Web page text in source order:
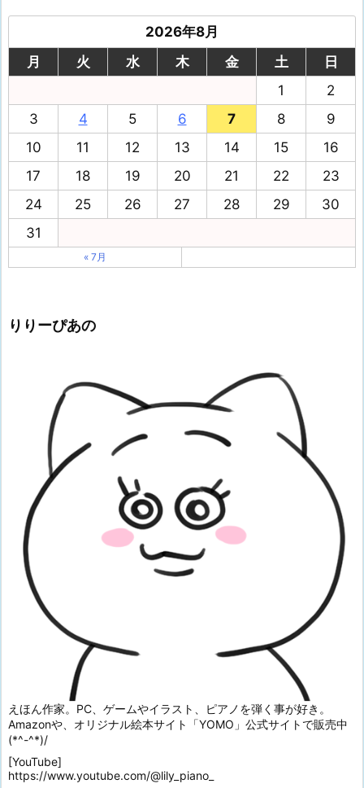
2026年8月
月
火 水 木 金 土
日
1
2
3
4 5 6 7 8
9
10
11 12 13 14 15
16
17
18 19 20 21 22
23
24
25 26 27 28 29
30
31
« 7月
りりーぴあの
えほん作家。PC、ゲームやイラスト、ピアノを弾く事が好き。
Amazonや、オリジナル絵本サイト「YOMO」公式サイトで販売中
(*^-^*)/
[YouTube]
https://www.youtube.com/@lily_piano_